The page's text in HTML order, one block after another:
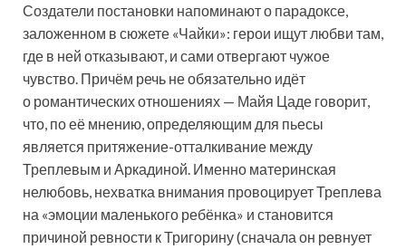
Создатели постановки напоминают о парадоксе,
заложенном в сюжете «Чайки»: герои ищут любви там,
где в ней отказывают, и сами отвергают чужое
чувство. Причём речь не обязательно идёт
о романтических отношениях — Майя Цаде говорит,
что, по её мнению, определяющим для пьесы
является притяжение-отталкивание между
Треплевым и Аркадиной. Именно материнская
нелюбовь, нехватка внимания провоцирует Треплева
на «эмоции маленького ребёнка» и становится
причиной ревности к Тригорину (сначала он ревнует